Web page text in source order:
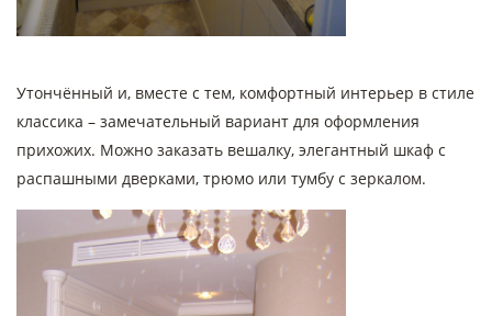
Утончённый и, вместе с тем, комфортный интерьер в стиле
классика – замечательный вариант для оформления
прихожих. Можно заказать вешалку, элегантный шкаф с
распашными дверками, трюмо или тумбу с зеркалом.